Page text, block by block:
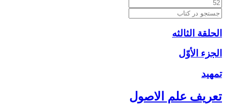
الحلقة الثالثه
الجزء الأوّل‏
تمهيد
تعريف علم الاصول‏